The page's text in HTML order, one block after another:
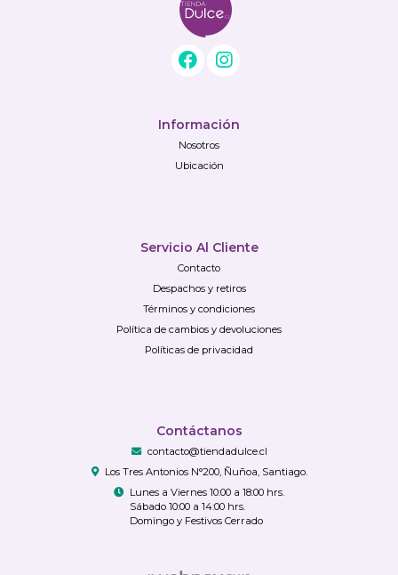
Información
Nosotros
Ubicación
Servicio Al Cliente
Contacto
Despachos y retiros
Términos y condiciones
Política de cambios y devoluciones
Políticas de privacidad
Contáctanos
contacto@tiendadulce.cl
Los Tres Antonios N°200, Ñuñoa, Santiago.
Lunes a Viernes 10:00 a 18:00 hrs.
Sábado 10:00 a 14:00 hrs.
Domingo y Festivos Cerrado